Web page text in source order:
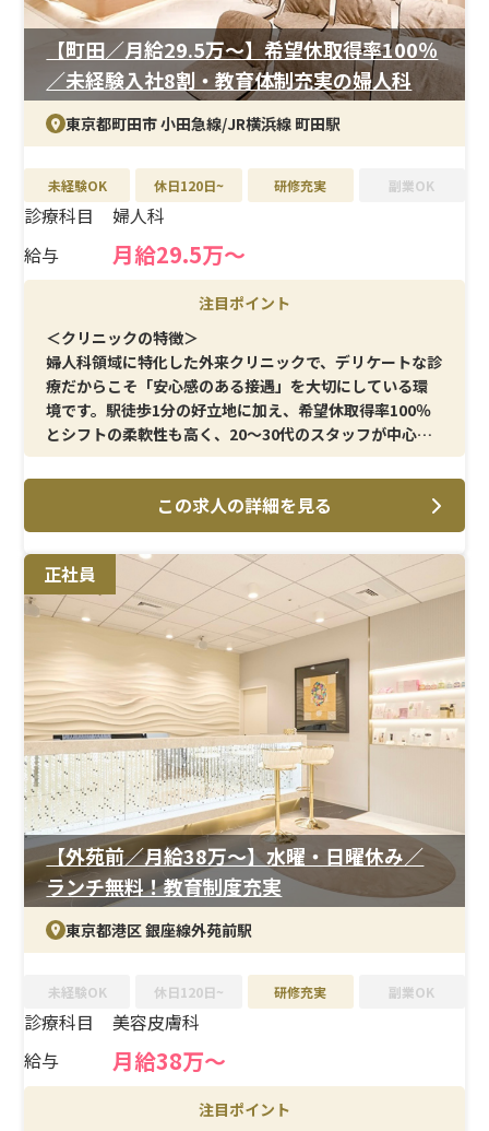
＜待遇＞
年2回の賞与支給実績があり、安定した収入を確保しやす
い体制です。役割やスキルに応じた手当もあり、キャリア
アップに伴う収入増も期待できます。月9〜11日のシフト
休に加え、夏季・冬季休暇も取得可能で、オンとオフのバ
ランスを取りやすい働き方が叶います。
【町田／月給29.5万〜】希望休取得率100％
／未経験入社8割・教育体制充実の婦人科
東京都町田市 小田急線/JR横浜線 町田駅
未経験OK 休日120日~ 研修充実 副業OK
診療科目
婦人科
給与
月給29.5万〜
注目ポイント
＜クリニックの特徴＞
婦人科領域に特化した外来クリニックで、デリケートな診
療だからこそ「安心感のある接遇」を大切にしている環
境です。駅徒歩1分の好立地に加え、希望休取得率100％
とシフトの柔軟性も高く、20〜30代のスタッフが中心と
なって協力し合いながら働いています。
超音波エコー／子宮頸がん検査／膣培養／クラミジア・
淋菌検査／ポリープ切除／バルトリン腺穿刺／中絶・流
産手術／ピル処方関連（アフターピル・月経移動・
OC/LEP）など
＜研修制度＞
入職者の約8割が婦人科未経験からスタートしており、系
列院での研修制度が整っています。入職後は教育担当がマ
ンツーマンでフォローし、段階的に業務を習得できるた
め、婦人科未経験でも安心して立ち上がることが可能で
す。独り立ちの判断までしっかりサポートが入る点も安心
材料です。
＜待遇＞
賞与は年2回支給実績があり、安定した収入が見込めま
す。役職やスキルに応じた手当も整っており、シフト制で
月9〜11日休み、夏季・冬季休暇も5日程度取得できるた
め、プライベートとの両立を重視したい方にも適してい
この求人の詳細を見る
正社員
【外苑前／月給38万〜】水曜・日曜休み／
ランチ無料！教育制度充実
東京都港区 銀座線外苑前駅
未経験OK 休日120日~ 研修充実 副業OK
診療科目
美容皮膚科
給与
月給38万〜
注目ポイント